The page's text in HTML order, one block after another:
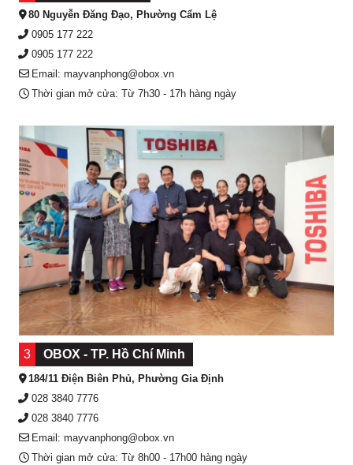
80 Nguyễn Đăng Đạo, Phường Cẩm Lệ
0905 177 222
0905 177 222
Email: mayvanphong@obox.vn
Thời gian mở cửa: Từ 7h30 - 17h hàng ngày
3 OBOX - TP. Hồ Chí Minh
184/11 Điện Biên Phủ, Phường Gia Định
028 3840 7776
028 3840 7776
Email: mayvanphong@obox.vn
Thời gian mở cửa: Từ 8h00 - 17h00 hàng ngày